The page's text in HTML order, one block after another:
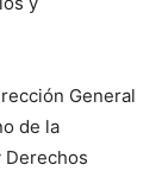
General
de la
Derechos